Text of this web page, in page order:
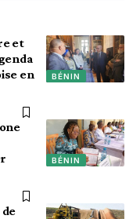
BÉNIN
et
en
BÉNIN